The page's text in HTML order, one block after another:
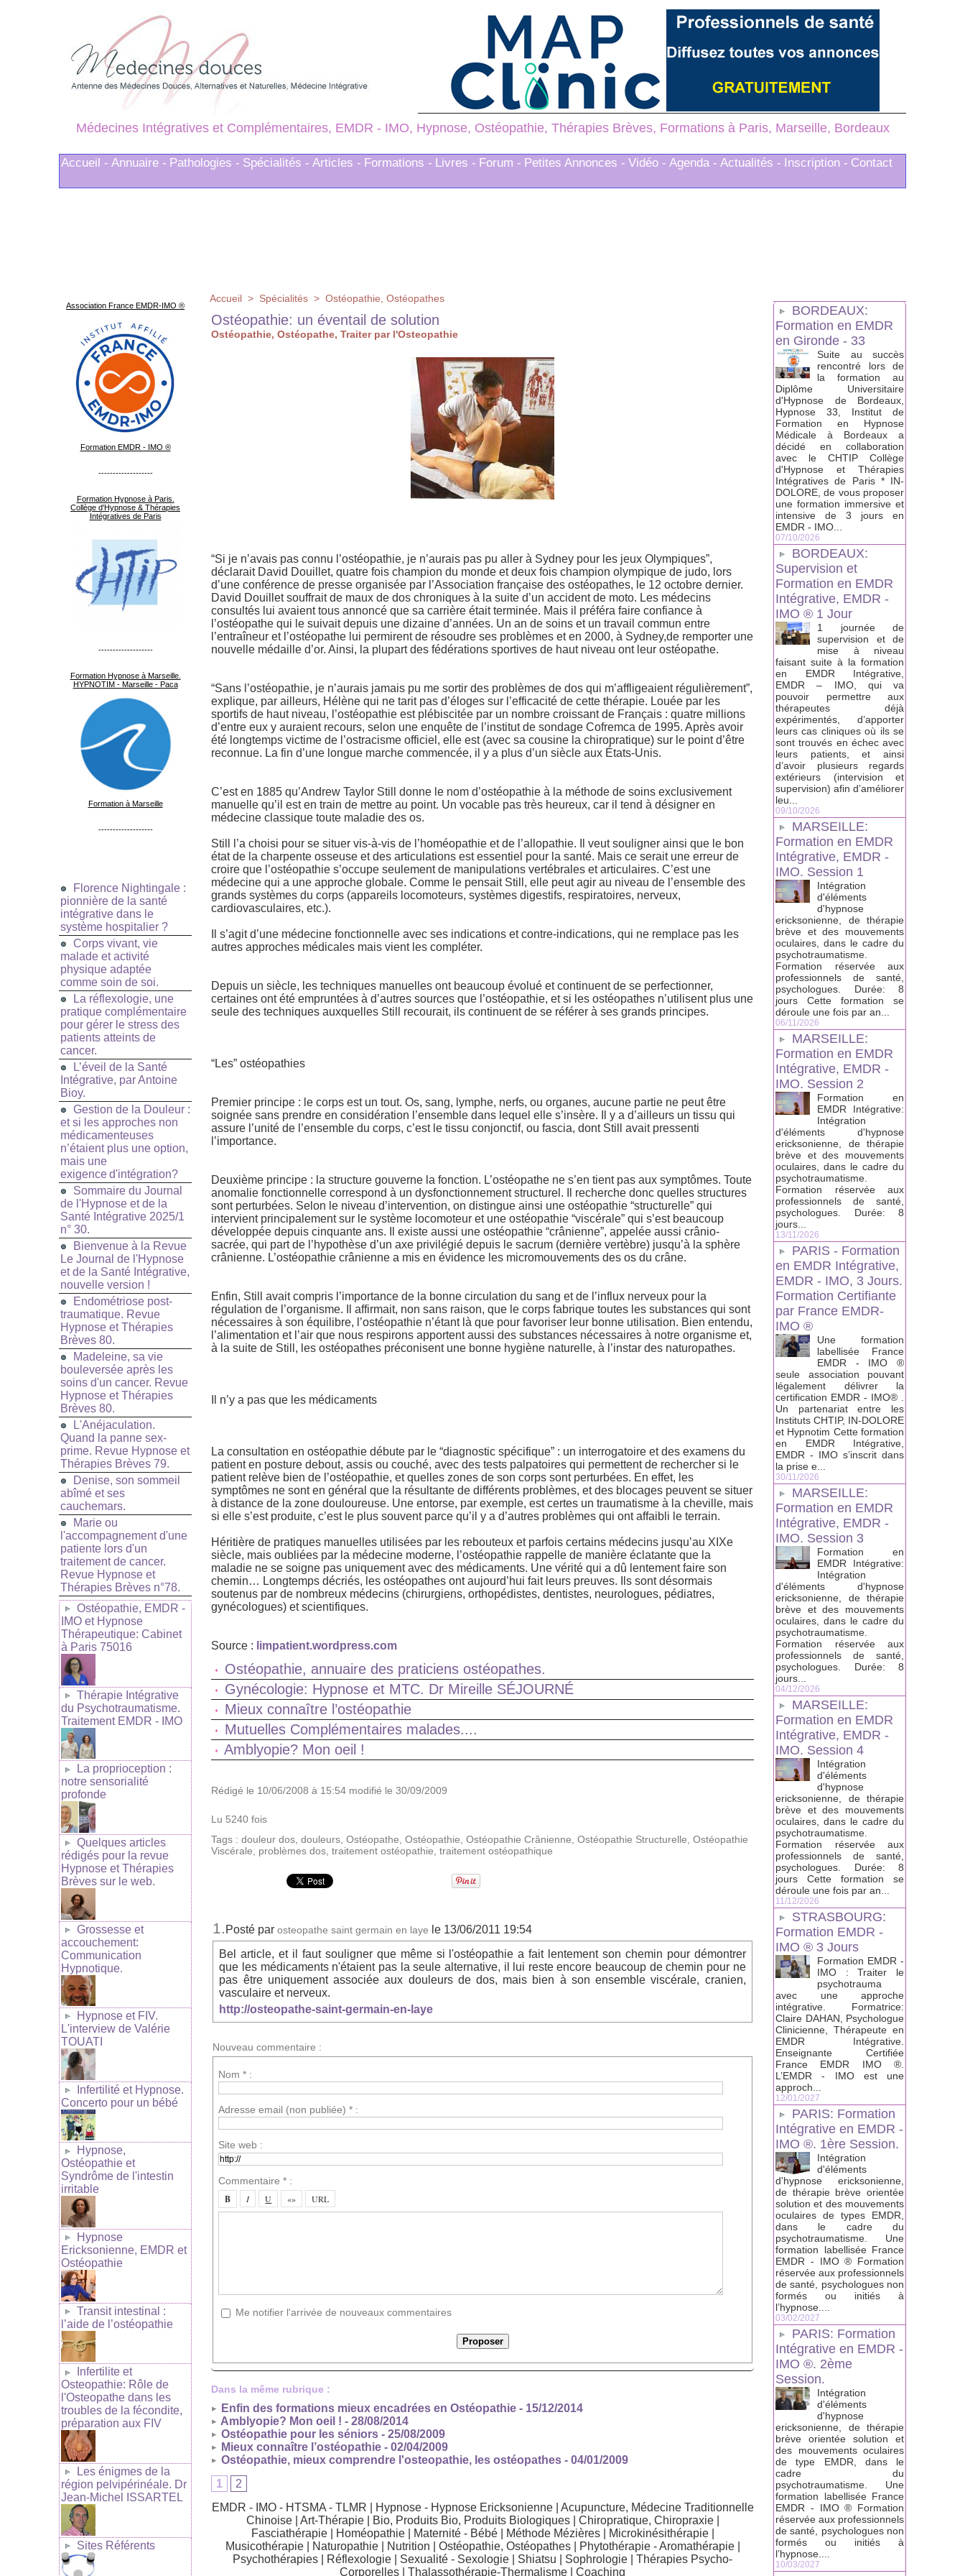
Médecines Intégratives et Complémentaires, EMDR - IMO, Hypnose, Ostéopathie, Thérapies Brèves, Formations à Paris, Marseille, Bordeaux
Accueil - Annuaire - Pathologies - Spécialités - Articles - Formations - Livres - Forum - Petites Annonces - Vidéo - Agenda - Actualités - Inscription - Contact
Association France EMDR-IMO ®
Formation EMDR - IMO ®
-------------------
Formation Hypnose à Paris.
Collège d'Hypnose & Thérapies
Intégratives de Paris
-------------------
Formation Hypnose à Marseille.
HYPNOTIM - Marseille - Paca
Formation à Marseille
-------------------
Florence Nightingale :
pionnière de la santé
intégrative dans le
système hospitalier ?
Corps vivant, vie
malade et activité
physique adaptée
comme soin de soi.
La réflexologie, une
pratique complémentaire
pour gérer le stress des
patients atteints de
cancer.
L’éveil de la Santé
Intégrative, par Antoine
Bioy.
Gestion de la Douleur :
et si les approches non
médicamenteuses
n’étaient plus une option,
mais une
exigence d'intégration?
Sommaire du Journal
de l'Hypnose et de la
Santé Intégrative 2025/1
n° 30.
Bienvenue à la Revue
Le Journal de l'Hypnose
et de la Santé Intégrative,
nouvelle version !
Endométriose post-
traumatique. Revue
Hypnose et Thérapies
Brèves 80.
Madeleine, sa vie
bouleversée après les
soins d'un cancer. Revue
Hypnose et Thérapies
Brèves 80.
L'Anéjaculation.
Quand la panne sex-
prime. Revue Hypnose et
Thérapies Brèves 79.
Denise, son sommeil
abîmé et ses
cauchemars.
Marie ou
l'accompagnement d'une
patiente lors d'un
traitement de cancer.
Revue Hypnose et
Thérapies Brèves n°78.
Ostéopathie, EMDR -
IMO et Hypnose
Thérapeutique: Cabinet
à Paris 75016
Thérapie Intégrative
du Psychotraumatisme.
Traitement EMDR - IMO
La proprioception :
notre sensorialité
profonde
Quelques articles
rédigés pour la revue
Hypnose et Thérapies
Brèves sur le web.
Grossesse et
accouchement:
Communication
Hypnotique.
Hypnose et FIV.
L'interview de Valérie
TOUATI
Infertilité et Hypnose.
Concerto pour un bébé
Hypnose,
Ostéopathie et
Syndrôme de l'intestin
irritable
Hypnose
Ericksonienne, EMDR et
Ostéopathie
Transit intestinal :
l’aide de l’ostéopathie
Infertilite et
Osteopathie: Rôle de
l'Osteopathe dans les
troubles de la fécondite,
préparation aux FIV
Les énigmes de la
région pelvipérinéale. Dr
Jean-Michel ISSARTEL
Sites Référents
Accueil > Spécialités > Ostéopathie, Ostéopathes
Ostéopathie: un éventail de solution
Ostéopathie, Ostéopathe, Traiter par l'Osteopathie
“Si je n’avais pas connu l’ostéopathie, je n’aurais pas pu aller à Sydney pour les jeux Olympiques”,
déclarait David Douillet, quatre fois champion du monde et deux fois champion olympique de judo, lors
d’une conférence de presse organisée par l’Association française des ostéopathes, le 12 octobre dernier.
David Douillet souffrait de maux de dos chroniques à la suite d’un accident de moto. Les médecins
consultés lui avaient tous annoncé que sa carrière était terminée. Mais il préféra faire confiance à
l’ostéopathe qui le suivait depuis une dizaine d’années. Un an de soins et un travail commun entre
l’entraîneur et l’ostéopathe lui permirent de résoudre ses problèmes et en 2000, à Sydney,de remporter une
nouvelle médaille d’or. Ainsi, la plupart des fédérations sportives de haut niveau ont leur ostéopathe.
“Sans l’ostéopathie, je n’aurais jamais pu me sortir des problèmes de dos qui m’affligeaient régulièrement”,
explique, par ailleurs, Hélène qui ne tarit pas d’éloges sur l’efficacité de cette thérapie. Louée par les
sportifs de haut niveau, l’ostéopathie est plébiscitée par un nombre croissant de Français : quatre millions
d’entre eux y auraient recours, selon une enquête de l’institut de sondage Cofremca de 1995. Après avoir
été longtemps victime de l’ostracisme officiel, elle est (avec sa cousine la chiropratique) sur le point d’être
reconnue. La fin d’une longue marche commencée, il y a plus d’un siècle aux États-Unis.
C’est en 1885 qu’Andrew Taylor Still donne le nom d’ostéopathie à la méthode de soins exclusivement
manuelle qu’il est en train de mettre au point. Un vocable pas très heureux, car il tend à désigner en
médecine classique toute maladie des os.
Still l’a choisi pour se situer vis-à-vis de l’homéopathie et de l’allopathie. Il veut souligner ainsi que le bon
état de la charpente osseuse et des articulations est essentiel pour la santé. Mais ce serait une erreur de
croire que l’ostéopathie s’occupe seulement de manipulations vertébrales et articulaires. C’est une
médecine qui a une approche globale. Comme le pensait Still, elle peut agir au niveau de l’ensemble des
grands systèmes du corps (appareils locomoteurs, systèmes digestifs, respiratoires, nerveux,
cardiovasculaires, etc.).
Il s’agit d’une médecine fonctionnelle avec ses indications et contre-indications, qui ne remplace pas les
autres approches médicales mais vient les compléter.
Depuis un siècle, les techniques manuelles ont beaucoup évolué et continuent de se perfectionner,
certaines ont été empruntées à d’autres sources que l’ostéopathie, et si les ostéopathes n’utilisent plus une
seule des techniques auxquelles Still recourait, ils continuent de se référer à ses grands principes.
“Les” ostéopathies
Premier principe : le corps est un tout. Os, sang, lymphe, nerfs, ou organes, aucune partie ne peut être
soignée sans prendre en considération l’ensemble dans lequel elle s’insère. Il y a d’ailleurs un tissu qui
assure l’unité de l’ensemble du corps, c’est le tissu conjonctif, ou fascia, dont Still avait pressenti
l’importance.
Deuxième principe : la structure gouverne la fonction. L’ostéopathe ne s’en tient pas aux symptômes. Toute
anomalie fonctionnelle correspond à un dysfonctionnement structurel. Il recherche donc quelles structures
sont perturbées. Selon le niveau d’intervention, on distingue ainsi une ostéopathie “structurelle” qui
intervient principalement sur le système locomoteur et une ostéopathie “viscérale” qui s’est beaucoup
développée depuis cinquante ans. Il existe aussi une ostéopathie “crânienne”, appelée aussi crânio-
sacrée, qui part de l’hypothèse d’un axe privilégié depuis le sacrum (dernière vertèbre) jusqu’à la sphère
crânienne. L’ostéopathie crânienne a mis en évidence les micromouvements des os du crâne.
Enfin, Still avait compris l’importance de la bonne circulation du sang et de l’influx nerveux pour la
régulation de l’organisme. Il affirmait, non sans raison, que le corps fabrique toutes les substances qui sont
nécessaires à son équilibre, l’ostéopathie n’étant là que pour favoriser leur bonne utilisation. Bien entendu,
l’alimentation et l’air que nous respirons apportent aussi des substances nécessaires à notre organisme et,
à la suite de Still, les ostéopathes préconisent une bonne hygiène naturelle, à l’instar des naturopathes.
Il n’y a pas que les médicaments
La consultation en ostéopathie débute par le “diagnostic spécifique” : un interrogatoire et des examens du
patient en posture debout, assis ou couché, avec des tests palpatoires qui permettent de rechercher si le
patient relève bien de l’ostéopathie, et quelles zones de son corps sont perturbées. En effet, les
symptômes ne sont en général que la résultante de différents problèmes, et des blocages peuvent se situer
à distance de la zone douloureuse. Une entorse, par exemple, est certes un traumatisme à la cheville, mais
si elle s’est produite, c’est le plus souvent parce qu’il y a d’autres problèmes qui ont affaibli le terrain.
Héritière de pratiques manuelles utilisées par les rebouteux et parfois certains médecins jusqu’au XIXe
siècle, mais oubliées par la médecine moderne, l’ostéopathie rappelle de manière éclatante que la
maladie ne se soigne pas uniquement avec des médicaments. Une vérité qui a dû lentement faire son
chemin… Longtemps décriés, les ostéopathes ont aujourd’hui fait leurs preuves. Ils sont désormais
soutenus par de nombreux médecins (chirurgiens, orthopédistes, dentistes, neurologues, pédiatres,
gynécologues) et scientifiques.
Source : limpatient.wordpress.com
Ostéopathie, annuaire des praticiens ostéopathes.
Gynécologie: Hypnose et MTC. Dr Mireille SÉJOURNÉ
Mieux connaître l’ostéopathie
Mutuelles Complémentaires malades....
Amblyopie? Mon oeil !
Rédigé le 10/06/2008 à 15:54 modifié le 30/09/2009
Lu 5240 fois
Tags : douleur dos douleurs Ostéopathe Ostéopathie Ostéopathie Crânienne Ostéopathie Structurelle Ostéopathie
Viscérale
problèmes dos traitement ostéopathie traitement ostéopathique
1. Posté par osteopathe saint germain en laye le 13/06/2011 19:54
Bel article, et il faut souligner que même si l'ostéopathie a fait lentement son chemin pour démontrer
que les médicaments n'étaient pas la seule alternative, il lui reste encore beaucoup de chemin pour ne
pas être uniquement associée aux douleurs de dos, mais bien à son ensemble viscérale, cranien,
vasculaire et nerveux.
http://osteopathe-saint-germain-en-laye
Nouveau commentaire :
Nom * :
Adresse email (non publiée) * :
Site web :
Commentaire * :
Me notifier l'arrivée de nouveaux commentaires
Dans la même rubrique :
Enfin des formations mieux encadrées en Ostéopathie - 15/12/2014
Amblyopie? Mon oeil ! - 28/08/2014
Ostéopathie pour les séniors - 25/08/2009
Mieux connaître l’ostéopathie - 02/04/2009
Ostéopathie, mieux comprendre l'osteopathie, les ostéopathes - 04/01/2009
1
2
EMDR - IMO - HTSMA - TLMR
Hypnose - Hypnose Ericksonienne
Acupuncture, Médecine Traditionnelle
Chinoise
Art-Thérapie Bio, Produits Bio, Produits Biologiques Chiropratique, Chiropraxie
Fasciathérapie
Homéopathie Maternité - Bébé Méthode Mézières Microkinésithérapie
Musicothérapie
Naturopathie Nutrition Ostéopathie, Ostéopathes Phytothérapie - Aromathérapie
Psychothérapies
Réflexologie Sexualité - Sexologie Shiatsu Sophrologie
Thérapies Psycho-
Corporelles
Thalassothérapie-Thermalisme Coaching
BORDEAUX:
Formation en EMDR
en Gironde - 33
Suite au succès
rencontré lors de
la formation au
Diplôme Universitaire
d'Hypnose de Bordeaux,
Hypnose 33, Institut de
Formation en Hypnose
Médicale à Bordeaux a
décidé en collaboration
avec le CHTIP Collège
d'Hypnose et Thérapies
Intégratives de Paris * IN-
DOLORE, de vous proposer
une formation immersive et
intensive de 3 jours en
EMDR - IMO...
07/10/2026
BORDEAUX:
Supervision et
Formation en EMDR
Intégrative, EMDR -
IMO ® 1 Jour
1 journée de
supervision et de
mise à niveau
faisant suite à la formation
en EMDR Intégrative,
EMDR – IMO, qui va
pouvoir permettre aux
thérapeutes déjà
expérimentés, d’apporter
leurs cas cliniques où ils se
sont trouvés en échec avec
leurs patients, et ainsi
d’avoir plusieurs regards
extérieurs (intervision et
supervision) afin d’améliorer
leu...
09/10/2026
MARSEILLE:
Formation en EMDR
Intégrative, EMDR -
IMO. Session 1
Intégration
d'éléments
d'hypnose
ericksonienne, de thérapie
brève et des mouvements
oculaires, dans le cadre du
psychotraumatisme.
Formation réservée aux
professionnels de santé,
psychologues. Durée: 8
jours Cette formation se
déroule une fois par an...
06/11/2026
MARSEILLE:
Formation en EMDR
Intégrative, EMDR -
IMO. Session 2
Formation en
EMDR Intégrative:
Intégration
d'éléments d'hypnose
ericksonienne, de thérapie
brève et des mouvements
oculaires, dans le cadre du
psychotraumatisme.
Formation réservée aux
professionnels de santé,
psychologues. Durée: 8
jours...
13/11/2026
PARIS - Formation
en EMDR Intégrative,
EMDR - IMO, 3 Jours.
Formation Certifiante
par France EMDR-
IMO ®
Une formation
labellisée France
EMDR - IMO ®
seule association pouvant
légalement délivrer la
certification EMDR - IMO® .
Un partenariat entre les
Instituts CHTIP, IN-DOLORE
et Hypnotim Cette formation
en EMDR Intégrative,
EMDR - IMO s’inscrit dans
la prise e...
30/11/2026
MARSEILLE:
Formation en EMDR
Intégrative, EMDR -
IMO. Session 3
Formation en
EMDR Intégrative:
Intégration
d'éléments d'hypnose
ericksonienne, de thérapie
brève et des mouvements
oculaires, dans le cadre du
psychotraumatisme.
Formation réservée aux
professionnels de santé,
psychologues. Durée: 8
jours...
04/12/2026
MARSEILLE:
Formation en EMDR
Intégrative, EMDR -
IMO. Session 4
Intégration
d'éléments
d'hypnose
ericksonienne, de thérapie
brève et des mouvements
oculaires, dans le cadre du
psychotraumatisme.
Formation réservée aux
professionnels de santé,
psychologues. Durée: 8
jours Cette formation se
déroule une fois par an...
11/12/2026
STRASBOURG:
Formation EMDR -
IMO ® 3 Jours
Formation EMDR -
IMO : Traiter le
psychotrauma
avec une approche
intégrative. Formatrice:
Claire DAHAN, Psychologue
Clinicienne, Thérapeute en
EMDR Intégrative.
Enseignante Certifiée
France EMDR IMO ®.
L’EMDR - IMO est une
approch...
12/01/2027
PARIS: Formation
Intégrative en EMDR -
IMO ®. 1ère Session.
Intégration
d'éléments
d'hypnose ericksonienne,
de thérapie brève orientée
solution et des mouvements
oculaires de types EMDR,
dans le cadre du
psychotraumatisme. Une
formation labellisée France
EMDR - IMO ® Formation
réservée aux professionnels
de santé, psychologues non
formés ou initiés à
l’hypnose....
03/02/2027
PARIS: Formation
Intégrative en EMDR -
IMO ®. 2ème
Session.
Intégration
d'éléments
d'hypnose
ericksonienne, de thérapie
brève orientée solution et
des mouvements oculaires
de type EMDR, dans le
cadre du
psychotraumatisme. Une
formation labellisée France
EMDR - IMO ® Formation
réservée aux professionnels
de santé, psychologues non
formés ou initiés à
l’hypnose....
10/03/2027